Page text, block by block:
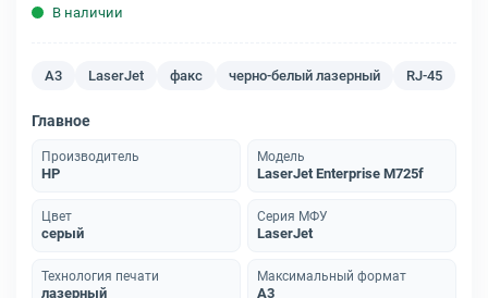
В наличии
A3 LaserJet факс черно-белый лазерный RJ-45
Главное
Производитель
HP
Модель
LaserJet Enterprise M725f
Цвет
серый
Серия МФУ
LaserJet
Технология печати
лазерный
Максимальный формат
A3